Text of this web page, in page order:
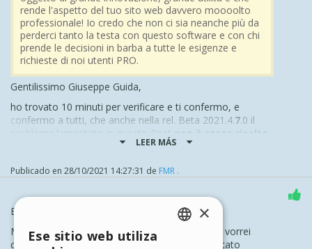
rende l'aspetto del tuo sito web davvero moooolto
professionale! Io credo che non ci sia neanche più da
perderci tanto la testa con questo software e con chi
prende le decisioni in barba a tutte le esigenze e
richieste di noi utenti PRO.
Gentilissimo Giuseppe Guida,
ho trovato 10 minuti per verificare e ti confermo, e
confermo a tutti, che anche nella rel. Beta 2021.4.7.0 il
problema lamentato in questo Post
non è stato risolto
parere anche allaincompetenza, di INCOMEDIA, e
quindi non acquisterò nessun altro aggiornamento da
Bye Bye WebSite X5 ...
LEER MÁS
Publicado en 28/10/2021 14:27:31 de FMR .
Buongiorno
Mi dispiace leggere questo tipo di messaggio e vorrei
chiarire un ulteriore punto che reputo non sia stato
×
Ese sitio web utiliza